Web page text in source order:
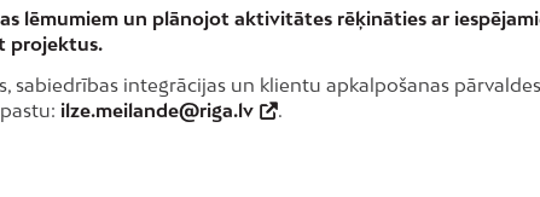
lēmumiem un plānojot aktivitātes rēķināties ar
projektus.
integrācijas un klientu apkalpošanas
ilze.meilande@riga.lv